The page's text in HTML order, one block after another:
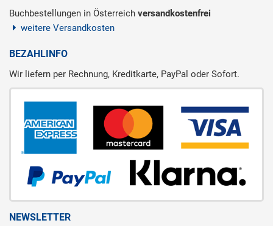
Buchbestellungen in Österreich versandkostenfrei
weitere Versandkosten
BEZAHLINFO
Wir liefern per Rechnung, Kreditkarte, PayPal oder Sofort.
NEWSLETTER